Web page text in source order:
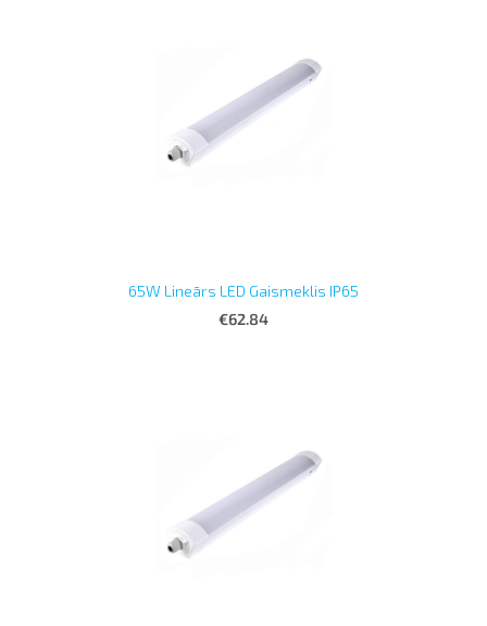
65W Lineārs LED Gaismeklis IP65
€62.84